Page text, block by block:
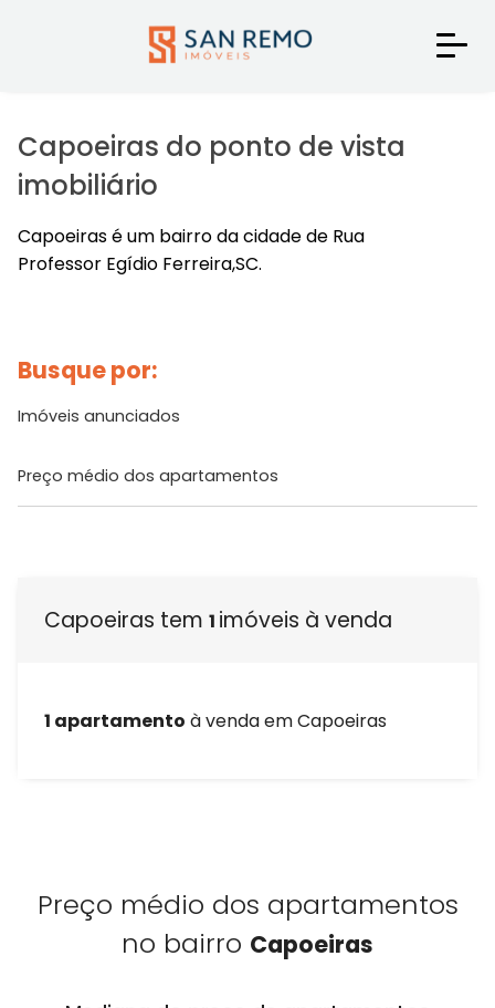
Capoeiras do ponto de vista
imobiliário
Capoeiras é um bairro da cidade de Rua
Professor Egídio Ferreira,SC.
Busque por:
Imóveis anunciados
Preço médio dos apartamentos
Capoeiras tem 1 imóveis à venda
1 apartamento à venda em Capoeiras
Preço médio dos apartamentos
no bairro Capoeiras